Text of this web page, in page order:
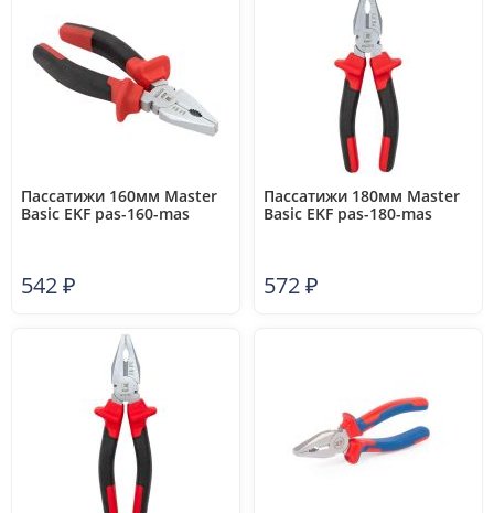
Пассатижи 160мм Master
Basic EKF pas-160-mas
542₽
Пассатижи 180мм Master
Basic EKF pas-180-mas
572₽